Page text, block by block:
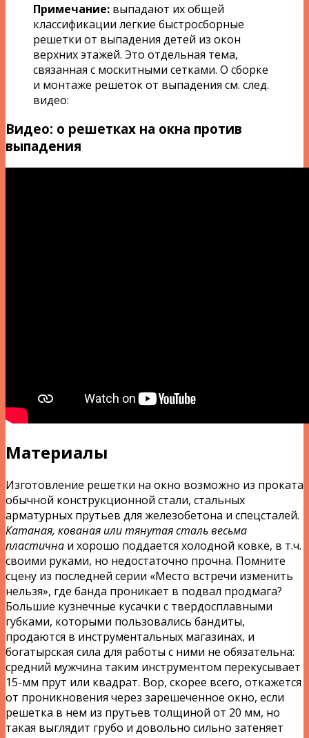
Примечание: выпадают их общей
классификации легкие быстросборные
решетки от выпадения детей из окон
верхних этажей. Это отдельная тема,
связанная с москитными сетками. О сборке
и монтаже решеток от выпадения см. след.
видео:
Видео: о решетках на окна против
выпадения
Материалы
Изготовление решетки на окно возможно из проката
обычной конструкционной стали, стальных
арматурных прутьев для железобетона и спецсталей.
Катаная, кованая или тянутая сталь весьма
пластична и хорошо поддается холодной ковке, в т.ч.
своими руками, но недостаточно прочна. Помните
сцену из последней серии «Место встречи изменить
нельзя», где банда проникает в подвал продмага?
Большие кузнечные кусачки с твердосплавными
губками, которыми пользовались бандиты,
продаются в инструментальных магазинах, и
богатырская сила для работы с ними не обязательна:
средний мужчина таким инструментом перекусывает
15-мм прут или квадрат. Вор, скорее всего, откажется
от проникновения через зарешеченное окно, если
решетка в нем из прутьев толщиной от 20 мм, но
такая выглядит грубо и довольно сильно затеняет